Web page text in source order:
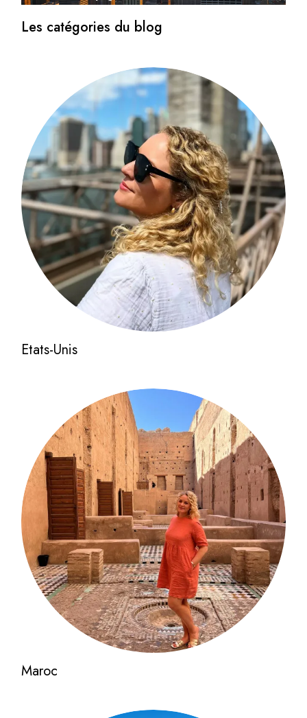
Les catégories du blog
Etats-Unis
Maroc